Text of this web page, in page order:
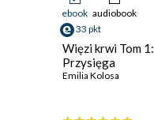
ebook audiobook
33 pkt
Więzi krwi Tom 1:
Przysięga
Emilia Kolosa